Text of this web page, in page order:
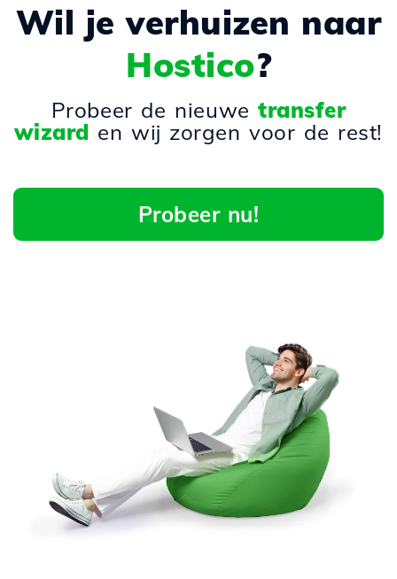
Wil je verhuizen naar
Hostico?
Probeer de nieuwetransfer
wizard en wij zorgen voor de rest!
Probeer nu!